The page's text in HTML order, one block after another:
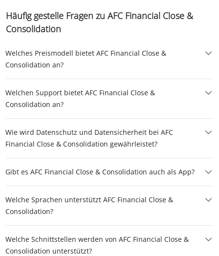
Häufig gestelle Fragen zu AFC Financial Close &
Consolidation
Welches Preismodell bietet AFC Financial Close &
Consolidation an?
Welchen Support bietet AFC Financial Close &
Consolidation an?
Wie wird Datenschutz und Datensicherheit bei AFC
Financial Close & Consolidation gewährleistet?
Gibt es AFC Financial Close & Consolidation auch als App?
Welche Sprachen unterstützt AFC Financial Close &
Consolidation?
Welche Schnittstellen werden von AFC Financial Close &
Consolidation unterstützt?